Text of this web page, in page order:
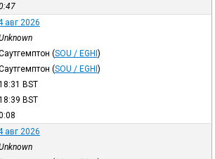
авг 2026
(SOU / EGHI)
(SOU / EGHI)
BST
BST
авг 2026